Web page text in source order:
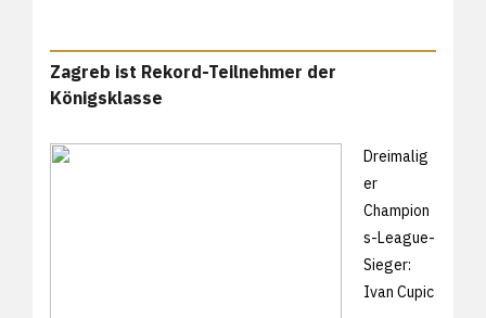
Zagreb ist Rekord-Teilnehmer der
Königsklasse
Dreimalig
er
Champion
s-League-
Sieger:
Ivan Cupic